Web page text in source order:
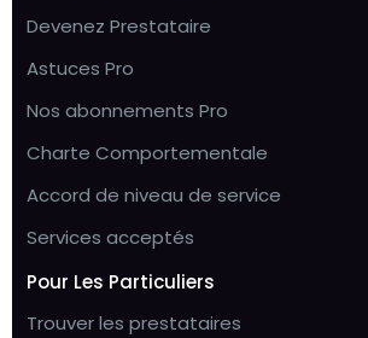
Devenez Prestataire
Astuces Pro
Nos abonnements Pro
Charte Comportementale
Accord de niveau de service
Services acceptés
Pour Les Particuliers
Trouver les prestataires